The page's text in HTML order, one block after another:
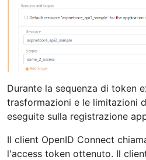
Durante la sequenza di token
trasformazioni e le limitazioni
eseguite sulla registrazione
Il client OpenID Connect
l'access token ottenuto. Il